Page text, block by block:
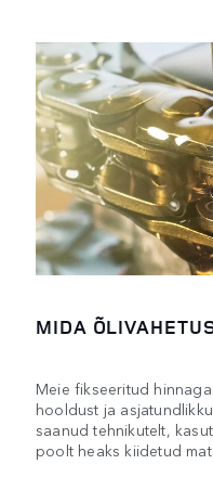
MIDA
Meie fikseeritud
hooldust ja
saanud tehnikutelt,
poolt heaks kiidetud